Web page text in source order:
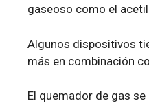
gaseoso como el
Algunos dispositivos
más en combinación
El quemador de gas